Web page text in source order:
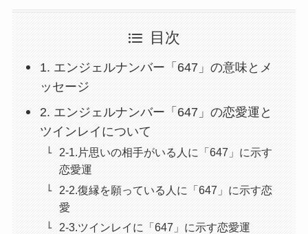
目次
1. エンジェルナンバー「647」の意味とメ
ッセージ
2. エンジェルナンバー「647」の恋愛運と
ツインレイについて
2-1.片思いの相手がいる人に「647」に示す
恋愛運
2-2.復縁を願っている人に「647」に示す恋
愛
2-3.ツインレイに「647」に示す恋愛運